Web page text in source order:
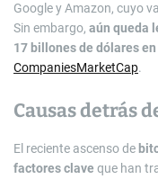
Google y Amazon, cuyo
Sin embargo, aún queda
17 billones de dólares
CompaniesMarketCap.
Causas detrás
El reciente ascenso de
factores clave que han